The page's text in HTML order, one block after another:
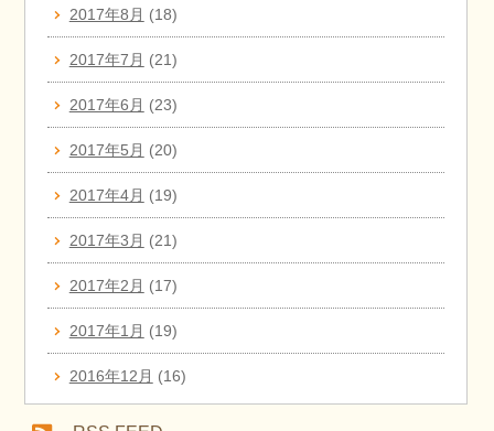
2017年8月 (18)
2017年7月 (21)
2017年6月 (23)
2017年5月 (20)
2017年4月 (19)
2017年3月 (21)
2017年2月 (17)
2017年1月 (19)
2016年12月 (16)